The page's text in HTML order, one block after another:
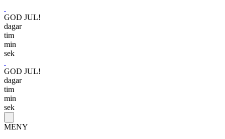
GOD JUL!
dagar
tim
min
sek
GOD JUL!
dagar
tim
min
sek
MENY